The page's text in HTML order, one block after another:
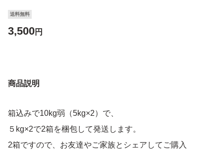
送料無料
3,500円
商品説明
箱込みで10kg弱（5kg×2）で、
５kg×2で2箱を梱包して発送します。
2箱ですので、お友達やご家族とシェアしてご購入